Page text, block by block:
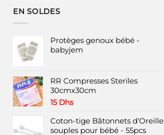
options
peuvent
sur
la
page
produit
EN SOLDES
Protèges genoux bébé -
babyjem
RR Compresses Steriles
30cmx30cm
15 Dhs
Coton-tige Bâtonnets d'Oreille
souples pour bébé - 55pcs